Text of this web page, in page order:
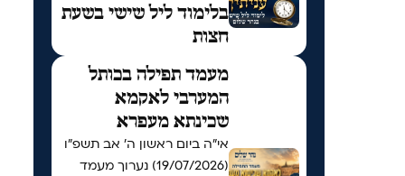
בלימוד ליל שישי בשעת
חצות
מעמד תפילה בכותל
המערבי לאקמא
שכינתא מעפרא
אי"ה ביום ראשון ה׳ אב תשפ״ו
(19/07/2026) נערוך מעמד